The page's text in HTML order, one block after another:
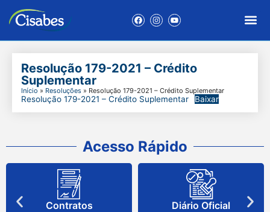
Resolução 179-2021 – Crédito
Suplementar
Início » Resoluções » Resolução 179-2021 – Crédito Suplementar
Resolução 179-2021 – Crédito Suplementar Baixar
Acesso Rápido
Contratos Diário Oficial